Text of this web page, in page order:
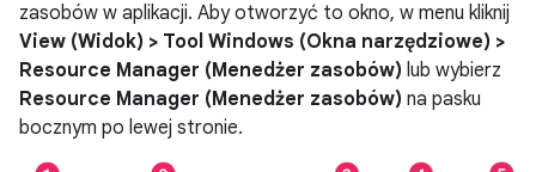
zasobów w aplikacji. Aby otworzyć to okno, w menu kliknij
View (Widok) > Tool Windows (Okna narzędziowe) >
Resource Manager (Menedżer zasobów) lub wybierz
Resource Manager (Menedżer zasobów) na pasku
bocznym po lewej stronie.